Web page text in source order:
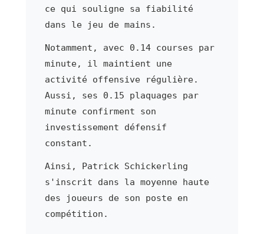
ce qui souligne sa fiabilité
dans le jeu de mains.
Notamment, avec 0.14 courses par
minute, il maintient une
activité offensive régulière.
Aussi, ses 0.15 plaquages par
minute confirment son
investissement défensif
constant.
Ainsi, Patrick Schickerling
s'inscrit dans la moyenne haute
des joueurs de son poste en
compétition.